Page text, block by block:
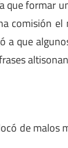
que formar
comisión
a que
de